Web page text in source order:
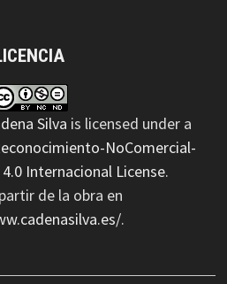
Silva is licensed under a
NoComercial-
Internacional License.
de la obra en
.